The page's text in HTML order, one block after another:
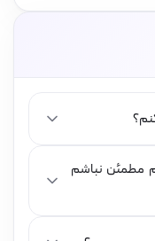
مطمئن نباشم